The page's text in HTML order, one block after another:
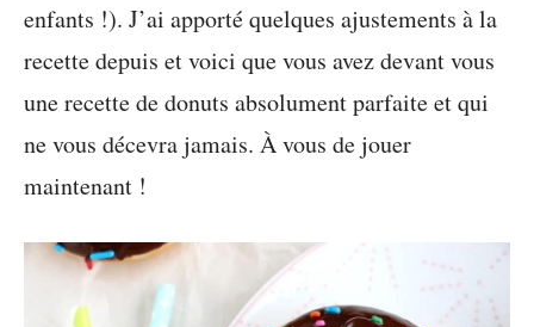
enfants !). J’ai apporté quelques ajustements à la
recette depuis et voici que vous avez devant vous
une recette de donuts absolument parfaite et qui
ne vous décevra jamais. À vous de jouer
maintenant !